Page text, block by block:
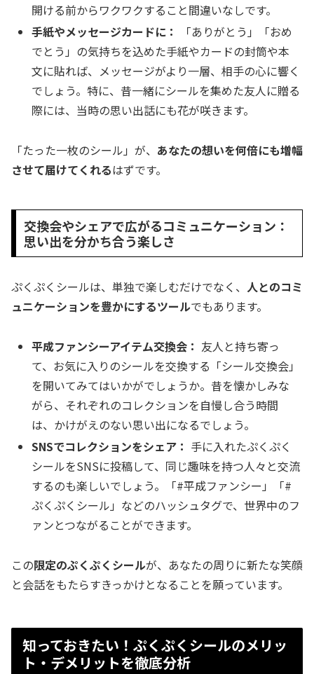
開ける前からワクワクすること間違いなしです。
手紙やメッセージカードに：
「ありがとう」「おめ
でとう」の気持ちを込めた手紙やカードの封筒や本
文に貼れば、メッセージがより一層、相手の心に響く
でしょう。特に、昔一緒にシールを集めた友人に贈る
際には、当時の思い出話にも花が咲きます。
「たった一枚のシール」が、 あなたの想いを何倍にも増幅
させて届けてくれるはずです。
交換会やシェアで広がるコミュニケーション：
思い出を分かち合う楽しさ
ぷくぷくシールは、単独で楽しむだけでなく、 人とのコミ
ュニケーションを豊かにするツールでもあります。
平成ファンシーアイテム交換会： 友人と持ち寄っ
て、お気に入りのシールを交換する「シール交換会」
を開いてみてはいかがでしょうか。昔を懐かしみな
がら、それぞれのコレクションを自慢し合う時間
は、かけがえのない思い出になるでしょう。
SNSでコレクションをシェア： 手に入れたぷくぷく
シールをSNSに投稿して、同じ趣味を持つ人々と交流
するのも楽しいでしょう。「#平成ファンシー」「#
ぷくぷくシール」などのハッシュタグで、世界中のフ
ァンとつながることができます。
この限定のぷくぷくシールが、あなたの周りに新たな笑顔
と会話をもたらすきっかけとなることを願っています。
知っておきたい！ぷくぷくシールのメリッ
ト・デメリットを徹底分析